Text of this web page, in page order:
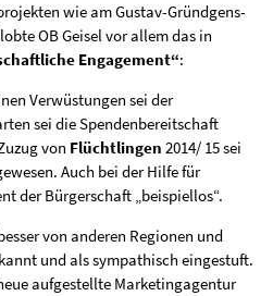
wie am Gustav-Gründgens-
OB Geisel vor allem das in
Engagement“:
Verwüstungen sei der
sei die Spendenbereitschaft
von Flüchtlingen 2014/ 15 sei
Auch bei der Hilfe für
der Bürgerschaft „beispiellos“.
von anderen Regionen und
und als sympathisch eingestuft.
aufgestellte Marketingagentur